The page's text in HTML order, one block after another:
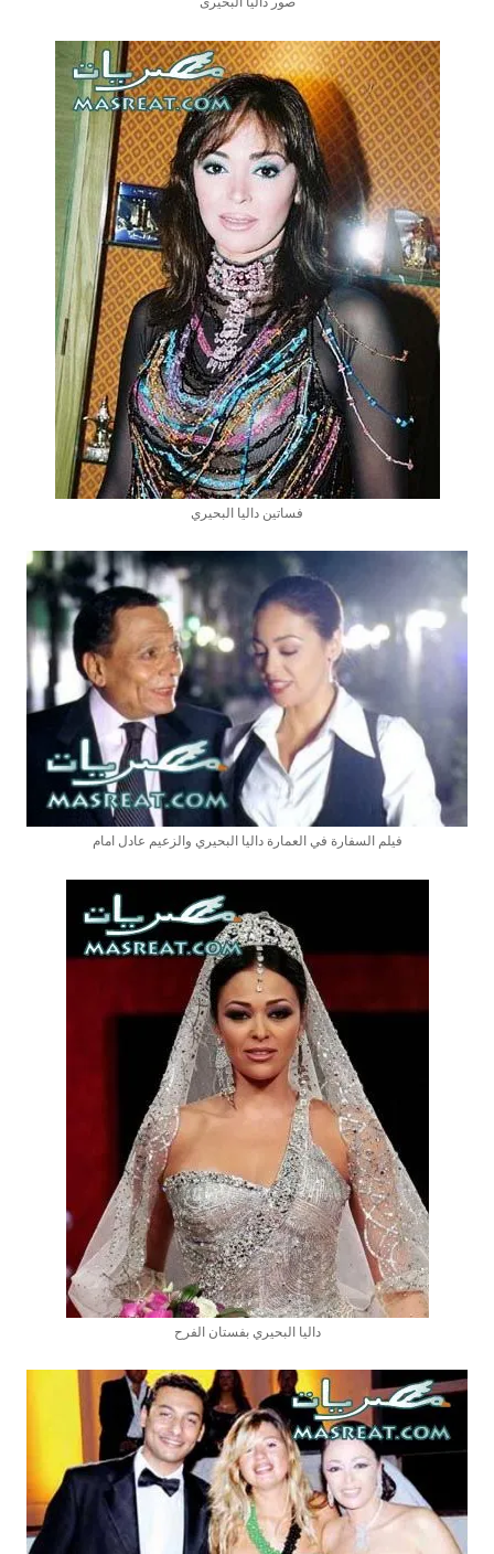
فساتين داليا البحيري
فيلم السفارة في العمارة داليا البحيري والزعيم عادل امام
داليا البحيري بفستان الفرح